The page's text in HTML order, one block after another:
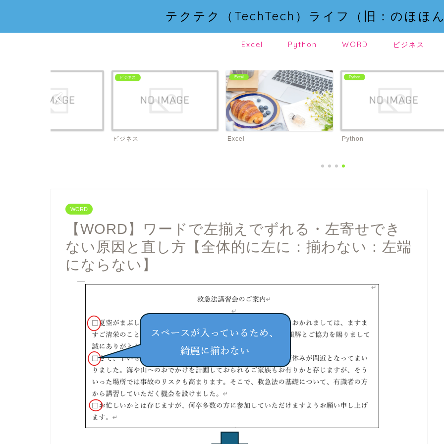
テクテク（TechTech）ライフ（旧：のほほん
Excel Python WORD ビジネス
Python
WORD
【WORD】ワードで左揃えでずれる・左寄せでき
ない原因と直し方【全体的に左に：揃わない：左端
にならない】